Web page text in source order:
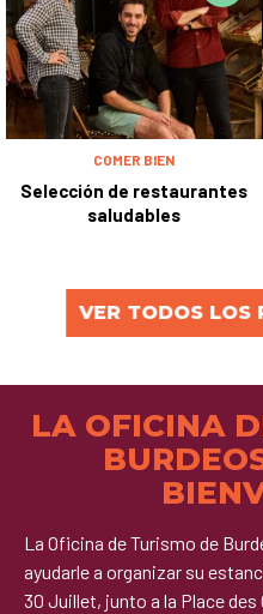
COMER BIEN
Selección de restaurantes
saludables
VER TODOS LOS
LA OFICINA
La Oficina de Turismo de
ayudarle a organizar su
30 Juillet, junto a la Place des